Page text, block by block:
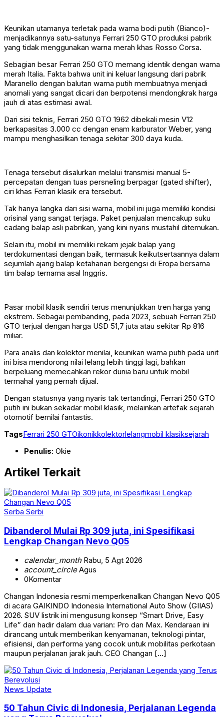
Keunikan utamanya terletak pada warna bodi putih (Bianco)-
menjadikannya satu-satunya Ferrari 250 GTO produksi pabrik
yang tidak menggunakan warna merah khas Rosso Corsa.
Sebagian besar Ferrari 250 GTO memang identik dengan warna
merah Italia. Fakta bahwa unit ini keluar langsung dari pabrik
Maranello dengan balutan warna putih membuatnya menjadi
anomali yang sangat dicari dan berpotensi mendongkrak harga
jauh di atas estimasi awal.
Dari sisi teknis, Ferrari 250 GTO 1962 dibekali mesin V12
berkapasitas 3.000 cc dengan enam karburator Weber, yang
mampu menghasilkan tenaga sekitar 300 daya kuda.
Tenaga tersebut disalurkan melalui transmisi manual 5-
percepatan dengan tuas persneling berpagar (gated shifter),
ciri khas Ferrari klasik era tersebut.
Tak hanya langka dari sisi warna, mobil ini juga memiliki kondisi
orisinal yang sangat terjaga. Paket penjualan mencakup suku
cadang balap asli pabrikan, yang kini nyaris mustahil ditemukan.
Selain itu, mobil ini memiliki rekam jejak balap yang
terdokumentasi dengan baik, termasuk keikutsertaannya dalam
sejumlah ajang balap ketahanan bergengsi di Eropa bersama
tim balap ternama asal Inggris.
Pasar mobil klasik sendiri terus menunjukkan tren harga yang
ekstrem. Sebagai pembanding, pada 2023, sebuah Ferrari 250
GTO terjual dengan harga USD 51,7 juta atau sekitar Rp 816
miliar.
Para analis dan kolektor menilai, keunikan warna putih pada unit
ini bisa mendorong nilai lelang lebih tinggi lagi, bahkan
berpeluang memecahkan rekor dunia baru untuk mobil
termahal yang pernah dijual.
Dengan statusnya yang nyaris tak tertandingi, Ferrari 250 GTO
putih ini bukan sekadar mobil klasik, melainkan artefak sejarah
otomotif bernilai fantastis.
TagsFerrari 250 GTOikonikkolektorlelangmobil klasiksejarah
Penulis: Okie
Artikel Terkait
Serba Serbi
Dibanderol Mulai Rp 309 juta, ini Spesifikasi
Lengkap Changan Nevo Q05
calendar_monthRabu, 5 Agt 2026
account_circleAgus
0Komentar
Changan Indonesia resmi memperkenalkan Changan Nevo Q05
di acara GAIKINDO Indonesia International Auto Show (GIIAS)
2026. SUV listrik ini mengusung konsep “Smart Drive, Easy
Life” dan hadir dalam dua varian: Pro dan Max. Kendaraan ini
dirancang untuk memberikan kenyamanan, teknologi pintar,
efisiensi, dan performa yang cocok untuk mobilitas perkotaan
maupun perjalanan jarak jauh. CEO Changan […]
News Update
50 Tahun Civic di Indonesia, Perjalanan Legenda